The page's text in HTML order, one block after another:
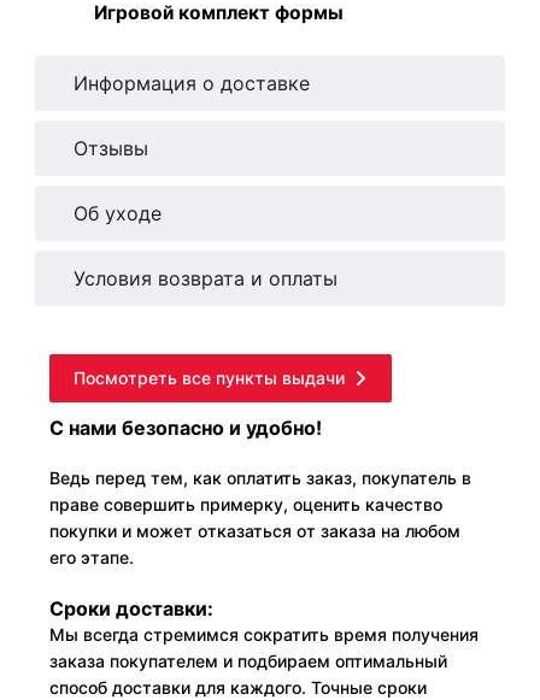
Игровой комплект формы
Информация о доставке
Отзывы
Об уходе
Условия возврата и оплаты
Посмотреть все пункты выдачи
С нами безопасно и удобно!
Ведь перед тем, как оплатить заказ, покупатель в
праве совершить примерку, оценить качество
покупки и может отказаться от заказа на любом
его этапе.
Сроки доставки:
Мы всегда стремимся сократить время получения
заказа покупателем и подбираем оптимальный
способ доставки для каждого. Точные сроки